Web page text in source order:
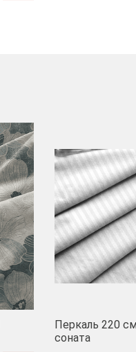
Перкаль 220
соната